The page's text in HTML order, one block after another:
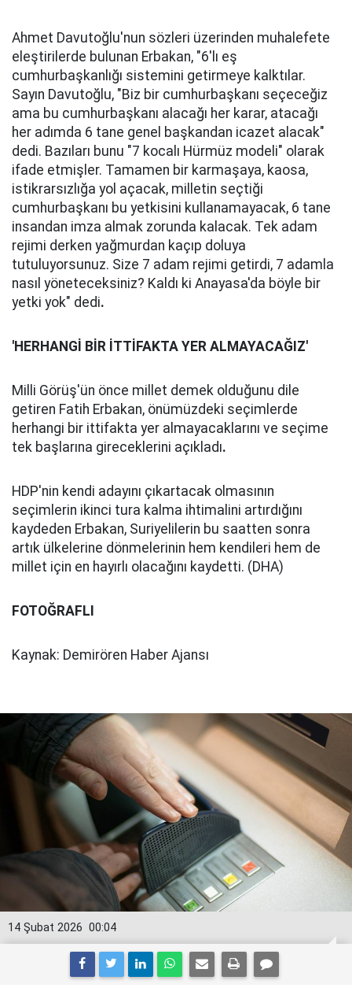
Ahmet Davutoğlu'nun sözleri üzerinden muhalefete
eleştirilerde bulunan Erbakan, "6'lı eş
cumhurbaşkanlığı sistemini getirmeye kalktılar.
Sayın Davutoğlu, "Biz bir cumhurbaşkanı seçeceğiz
ama bu cumhurbaşkanı alacağı her karar, atacağı
her adımda 6 tane genel başkandan icazet alacak"
dedi. Bazıları bunu "7 kocalı Hürmüz modeli" olarak
ifade etmişler. Tamamen bir karmaşaya, kaosa,
istikrarsızlığa yol açacak, milletin seçtiği
cumhurbaşkanı bu yetkisini kullanamayacak, 6 tane
insandan imza almak zorunda kalacak. Tek adam
rejimi derken yağmurdan kaçıp doluya
tutuluyorsunuz. Size 7 adam rejimi getirdi, 7 adamla
nasıl yöneteceksiniz? Kaldı ki Anayasa'da böyle bir
yetki yok" dedi.
'HERHANGİ BİR İTTİFAKTA YER ALMAYACAĞIZ'
Milli Görüş'ün önce millet demek olduğunu dile
getiren Fatih Erbakan, önümüzdeki seçimlerde
herhangi bir ittifakta yer almayacaklarını ve seçime
tek başlarına gireceklerini açıkladı.
HDP'nin kendi adayını çıkartacak olmasının
seçimlerin ikinci tura kalma ihtimalini artırdığını
kaydeden Erbakan, Suriyelilerin bu saatten sonra
artık ülkelerine dönmelerinin hem kendileri hem de
millet için en hayırlı olacağını kaydetti. (DHA)
FOTOĞRAFLI
Kaynak: Demirören Haber Ajansı
00:04
14 Şubat 2026